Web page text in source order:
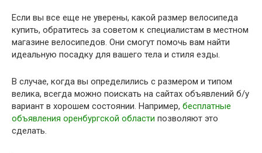
Если вы все еще не уверены, какой размер велосипеда
купить, обратитесь за советом к специалистам в местном
магазине велосипедов. Они смогут помочь вам найти
идеальную посадку для вашего тела и стиля езды.
В случае, когда вы определились с размером и типом
велика, всегда можно поискать на сайтах объявлений б/у
вариант в хорошем состоянии. Например, бесплатные
объявления оренбургской области позволяют это
сделать.